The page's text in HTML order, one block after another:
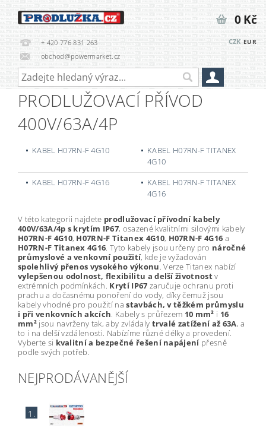
+ 420 776 831 263
obchod@powermarket.cz
CZK EUR
0 Kč
PRODLUŽOVACÍ PŘÍVOD
400V/63A/4P
KABEL H07RN-F 4G10
KABEL H07RN-F TITANEX
4G10
KABEL H07RN-F 4G16
KABEL H07RN-F TITANEX
4G16
V této kategorii najdete prodlužovací přívodní kabely
400V/63A/4p s krytím IP67, osazené kvalitními silovými kabely
H07RN-F 4G10, H07RN-F Titanex 4G10, H07RN-F 4G16 a
H07RN-F Titanex 4G16. Tyto kabely jsou určeny pro náročné
průmyslové a venkovní použití, kde je vyžadován
spolehlivý přenos vysokého výkonu. Verze Titanex nabízí
vylepšenou odolnost, flexibilitu a delší životnostv
extrémních podmínkách. Krytí IP67 zaručuje ochranu proti
prachu a dočasnému ponoření do vody, díky čemuž jsou
kabely vhodné pro použití nastavbách, v těžkém průmyslu
i při venkovních akcích. Kabely s průřezem 10 mm² i 16
mm²jsou navrženy tak, aby zvládaly trvalé zatížení až 63A, a
to i na delší vzdálenosti. Nabízíme různé délky a provedení.
Vyberte si kvalitní a bezpečné řešení napájenípřesně
podle svých potřeb.
NEJPRODÁVANĚJŠÍ
1.